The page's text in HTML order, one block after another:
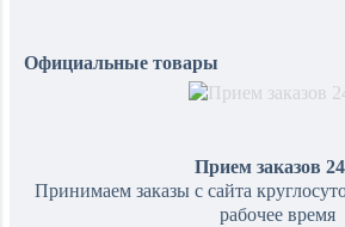
Официальные товары
Прием заказов
Принимаем заказы с сайта
рабочее время